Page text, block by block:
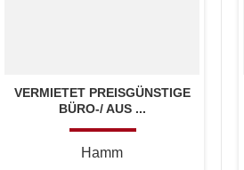
VERMIETET PREISGÜNSTIGE
BÜRO-/ AUS ...
Hamm